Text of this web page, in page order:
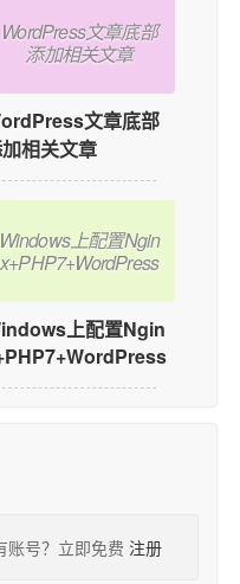
WordPress文章底部
添加相关文章
文章底部
相关文章
Windows上配置Ngin
x+PHP7+WordPress
上配置Ngin
账号？立即免费 注册